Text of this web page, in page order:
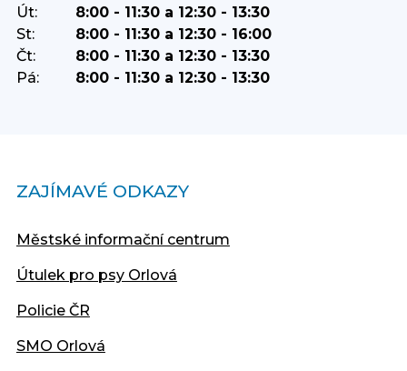
Út:
8:00 - 11:30 a 12:30 - 13:30
St:
8:00 - 11:30 a 12:30 - 16:00
Čt:
8:00 - 11:30 a 12:30 - 13:30
Pá:
8:00 - 11:30 a 12:30 - 13:30
ZAJÍMAVÉ ODKAZY
Městské informační centrum
Útulek pro psy Orlová
Policie ČR
SMO Orlová